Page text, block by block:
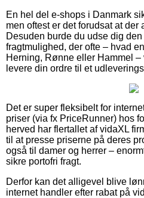
En hel del e-shops i Danmark
men oftest er det forudsat at der
Desuden burde du udse dig
fragtmulighed, der ofte – hvad
Herning, Rønne eller Hammel
levere din ordre til et
Det er super fleksibelt for
priser (via fx PriceRunner) hos
herved har flertallet af vidaXL
til at presse priserne på deres
også til damer og herrer –
sikre portofri fragt.
Derfor kan det alligevel blive
internet handler efter rabat på